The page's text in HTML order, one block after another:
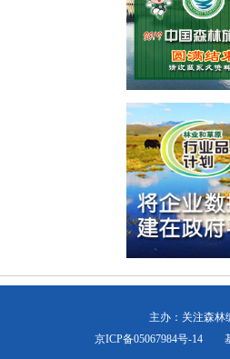
主办：关注森林
京ICP备05067984号-14基